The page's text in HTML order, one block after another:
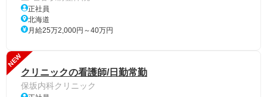
正社員
北海道
月給25万2,000円～40万円
NEW
クリニックの看護師/日勤常勤
保坂内科クリニック